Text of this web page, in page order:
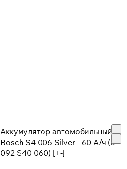
Аккумулятор автомобильный
Bosch S4 006 Silver - 60 А/ч (0
092 S40 060) [+-]